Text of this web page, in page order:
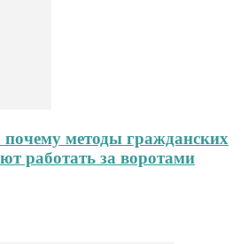
методы гражданских
работать за воротами